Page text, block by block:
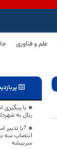
علم و فناوری
ریال به
?با تدبیر
انتصاب سه
سربیشه